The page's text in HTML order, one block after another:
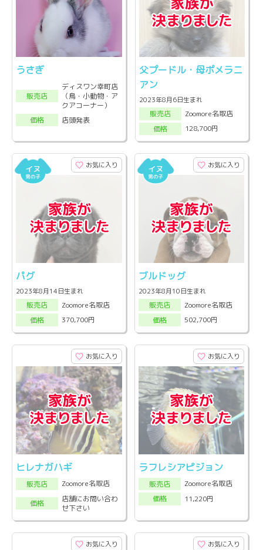
うさぎ
販売店
ディスワン幸町店
（鳥・小動物・ア
クアコーナー）
価格
店頭発表
父プードル・母ポメラニ
アン
2023年8月6日生まれ
販売店
Zoomore名取店
価格
128,700円
お気に入り
パグ
2023年8月14日生まれ
販売店
Zoomore名取店
価格
370,700円
お気に入り
ブルドッグ
2023年8月10日生まれ
販売店
Zoomore名取店
価格
502,700円
お気に入り
ヒレナガハギ
販売店
Zoomore名取店
価格
店舗にお問い合わ
せ下さい
お気に入り
ラフレシアピジョン
販売店
Zoomore名取店
価格
11,220円
お気に入り お気に入り